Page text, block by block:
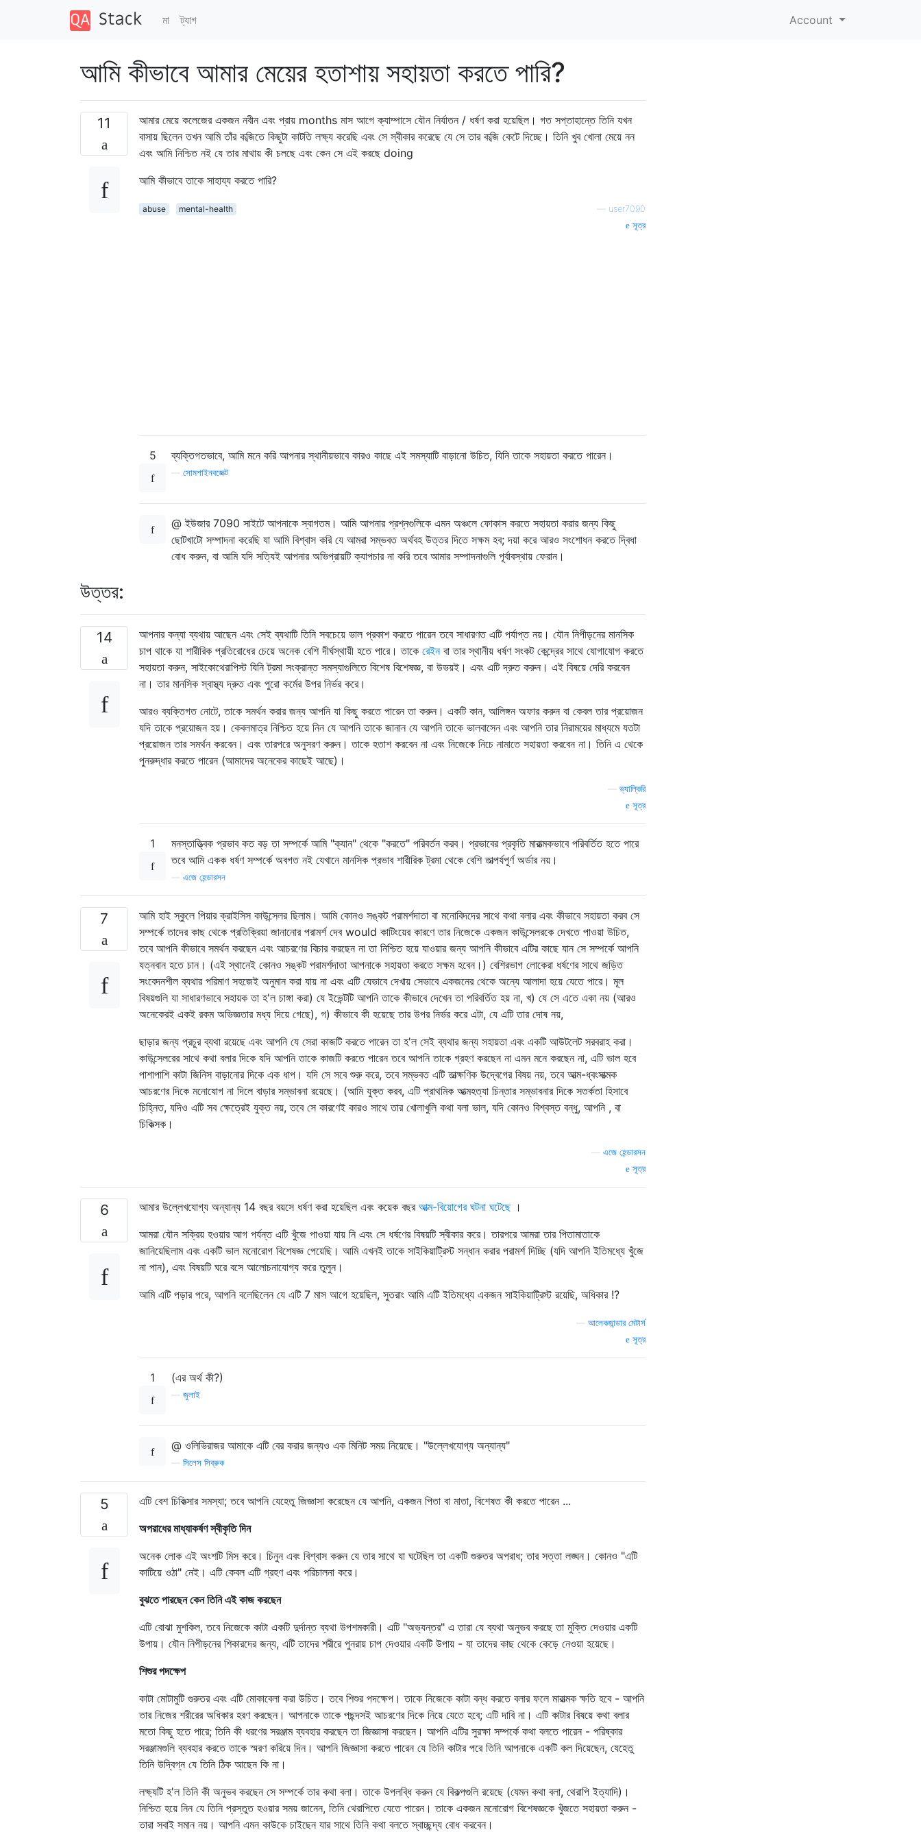
মা ট্যাগ Account
আমি কীভাবে আমার মেয়ের হতাশায় সহায়তা করতে পারি?
11
আমার মেয়ে কলেজের একজন নবীন এবং প্রায় months মাস আগে ক্যাম্পাসে যৌন নির্যাতন / ধর্ষণ করা হয়েছিল। গত সপ্তাহান্তে তিনি যখন
বাসায় ছিলেন তখন আমি তাঁর কব্জিতে কিছুটা কাটতি লক্ষ্য করেছি এবং সে স্বীকার করেছে যে সে তার কব্জি কেটে দিচ্ছে। তিনি খুব খোলা মেয়ে নন
এবং আমি নিশ্চিত নই যে তার মাথায় কী চলছে এবং কেন সে এই করছে doing
আমি কীভাবে তাকে সাহায্য করতে পারি?
abuse mental-health
user7090
সূত্র
5 ব্যক্তিগতভাবে, আমি মনে করি আপনার স্থানীয়ভাবে কারও কাছে এই সমস্যাটি বাড়ানো উচিত, যিনি তাকে সহায়তা করতে পারেন।
সোমশাইনবজেক্ট
@ ইউজার 7090 সাইটে আপনাকে স্বাগতম। আমি আপনার প্রশ্নগুলিকে এমন অঞ্চলে ফোকাস করতে সহায়তা করার জন্য কিছু
ছোটখাটো সম্পাদনা করেছি যা আমি বিশ্বাস করি যে আমরা সম্ভবত অর্থবহ উত্তর দিতে সক্ষম হব; দয়া করে আরও সংশোধন করতে দ্বিধা
বোধ করুন, বা আমি যদি সত্যিই আপনার অভিপ্রায়টি ক্যাপচার না করি তবে আমার সম্পাদনাগুলি পূর্বাবস্থায় ফেরান।
উত্তর:
14
আপনার কন্যা ব্যথায় আছেন এবং সেই ব্যথাটি তিনি সবচেয়ে ভাল প্রকাশ করতে পারেন তবে সাধারণত এটি পর্যাপ্ত নয়। যৌন নিপীড়নের মানসিক
চাপ থাকে যা শারীরিক প্রতিরোধের চেয়ে অনেক বেশি দীর্ঘস্থায়ী হতে পারে। তাকে রেইনবা তার স্থানীয় ধর্ষণ সংকট কেন্দ্রের সাথে যোগাযোগ করতে
সহায়তা করুন, সাইকোথেরাপিস্ট যিনি ট্রমা সংক্রান্ত সমস্যাগুলিতে বিশেষ বিশেষজ্ঞ, বা উভয়ই। এবং এটি দ্রুত করুন। এই বিষয়ে দেরি করবেন
না। তার মানসিক স্বাস্থ্য দ্রুত এবং পুরো কর্মের উপর নির্ভর করে।
আরও ব্যক্তিগত নোটে, তাকে সমর্থন করার জন্য আপনি যা কিছু করতে পারেন তা করুন। একটি কান, আলিঙ্গন অফার করুন বা কেবল তার প্রয়োজন
যদি তাকে প্রয়োজন হয়। কেবলমাত্র নিশ্চিত হয়ে নিন যে আপনি তাকে জানান যে আপনি তাকে ভালবাসেন এবং আপনি তার নিরাময়ের মাধ্যমে যতটা
প্রয়োজন তার সমর্থন করবেন। এবং তারপরে অনুসরণ করুন। তাকে হতাশ করবেন না এবং নিজেকে নিচে নামাতে সহায়তা করবেন না। তিনি এ থেকে
পুনরুদ্ধার করতে পারেন (আমাদের অনেকের কাছেই আছে)।
—ভ্যাল্কিরি
সূত্র
1
মনস্তাত্ত্বিক প্রভাব কত বড় তা সম্পর্কে আমি "ক্যান" থেকে "করতে" পরিবর্তন করব। প্রভাবের প্রকৃতি মারাত্মকভাবে পরিবর্তিত হতে পারে
তবে আমি একক ধর্ষণ সম্পর্কে অবগত নই যেখানে মানসিক প্রভাব শারীরিক ট্রমা থেকে বেশি তাত্পর্যপূর্ণ অর্ডার নয়।
এজে হেন্ডারসন
7
আমি হাই স্কুলে পিয়ার ক্রাইসিস কাউন্সেলর ছিলাম। আমি কোনও সঙ্কট পরামর্শদাতা বা মনোবিদদের সাথে কথা বলার এবং কীভাবে সহায়তা করব সে
সম্পর্কে তাদের কাছ থেকে প্রতিক্রিয়া জানানোর পরামর্শ দেব would কাটিংয়ের কারণে তার নিজেকে একজন কাউন্সেলরকে দেখতে পাওয়া উচিত,
তবে আপনি কীভাবে সমর্থন করছেন এবং আচরণের বিচার করছেন না তা নিশ্চিত হয়ে যাওয়ার জন্য আপনি কীভাবে এটির কাছে যান সে সম্পর্কে আপনি
যত্নবান হতে চান। (এই স্থানেই কোনও সঙ্কট পরামর্শদাতা আপনাকে সহায়তা করতে সক্ষম হবেন।) বেশিরভাগ লোকেরা ধর্ষণের সাথে জড়িত
সংবেদনশীল ব্যথার পরিমাণ সহজেই অনুমান করা যায় না এবং এটি যেভাবে দেখায় সেভাবে একজনের থেকে অন্যে আলাদা হয়ে যেতে পারে। মূল
বিষয়গুলি যা সাধারণভাবে সহায়ক তা হ'ল চাঙ্গা করা) যে ইভেন্টটি আপনি তাকে কীভাবে দেখেন তা পরিবর্তিত হয় না, খ) যে সে এতে একা নয় (আরও
অনেকেরই একই রকম অভিজ্ঞতার মধ্য দিয়ে গেছে), গ) কীভাবে কী হয়েছে তার উপর নির্ভর করে এটা, যে এটি তার দোষ নয়,
ছাড়ার জন্য প্রচুর ব্যথা রয়েছে এবং আপনি যে সেরা কাজটি করতে পারেন তা হ'ল সেই ব্যথার জন্য সহায়তা এবং একটি আউটলেট সরবরাহ করা।
কাউন্সেলরের সাথে কথা বলার দিকে যদি আপনি তাকে কাজটি করতে পারেন তবে আপনি তাকে গ্রহণ করছেন না এমন মনে করছেন না, এটি ভাল হবে
পাশাপাশি কাটা জিনিস বাড়ানোর দিকে এক ধাপ। যদি সে সবে শুরু করে, তবে সম্ভবত এটি তাত্ক্ষণিক উদ্বেগের বিষয় নয়, তবে আত্ম-ধ্বংসাত্মক
আচরণের দিকে মনোযোগ না দিলে বাড়ার সম্ভাবনা রয়েছে। (আমি যুক্ত করব, এটি প্রাথমিক আত্মহত্যা চিন্তার সম্ভাবনার দিকে সতর্কতা হিসাবে
চিহ্নিত, যদিও এটি সব ক্ষেত্রেই যুক্ত নয়, তবে সে কারণেই কারও সাথে তার খোলাখুলি কথা বলা ভাল, যদি কোনও বিশ্বস্ত বন্ধু, আপনি , বা
চিকিত্সক।
এজে হেন্ডারসন
সূত্র
6 আমার উল্লেখযোগ্য অন্যান্য 14 বছর বয়সে ধর্ষণ করা হয়েছিল এবং কয়েক বছর আত্ম-বিয়োগের ঘটনা ঘটেছে।
আমরা যৌন সক্রিয় হওয়ার আগ পর্যন্ত এটি খুঁজে পাওয়া যায় নি এবং সে ধর্ষণের বিষয়টি স্বীকার করে। তারপরে আমরা তার পিতামাতাকে
জানিয়েছিলাম এবং একটি ভাল মনোরোগ বিশেষজ্ঞ পেয়েছি। আমি এখনই তাকে সাইকিয়াট্রিস্ট সন্ধান করার পরামর্শ দিচ্ছি (যদি আপনি ইতিমধ্যে খুঁজে
না পান), এবং বিষয়টি ঘরে বসে আলোচনাযোগ্য করে তুলুন।
আমি এটি পড়ার পরে, আপনি বলেছিলেন যে এটি 7 মাস আগে হয়েছিল, সুতরাং আমি এটি ইতিমধ্যে একজন সাইকিয়াট্রিস্ট রয়েছি, অধিকার !?
আলেকজান্ডার মেটার্স
সূত্র
1 (এর অর্থ কী?)
জুলাই
@ ওলিভিরাজর আমাকে এটি বের করার জন্যও এক মিনিট সময় নিয়েছে। "উল্লেখযোগ্য অন্যান্য"
সিলেস সিব্রুক
5
এটি বেশ চিকিত্সার সমস্যা; তবে আপনি যেহেতু জিজ্ঞাসা করেছেন যে আপনি, একজন পিতা বা মাতা, বিশেষত কী করতে পারেন ...
অপরাধের মাধ্যাকর্ষণ স্বীকৃতি দিন
অনেক লোক এই অংশটি মিস করে। চিনুন এবং বিশ্বাস করুন যে তার সাথে যা ঘটেছিল তা একটি গুরুতর অপরাধ; তার সত্তা লঙ্ঘন। কোনও "এটি
কাটিয়ে ওঠা" নেই। এটি কেবল এটি গ্রহণ এবং পরিচালনা করে।
বুঝতে পারছেন কেন তিনি এই কাজ করছেন
এটি বোঝা মুশকিল, তবে নিজেকে কাটা একটি দুর্দান্ত ব্যথা উপশমকারী। এটি "অভ্যন্তর" এ তারা যে ব্যথা অনুভব করছে তা মুক্তি দেওয়ার একটি
উপায়। যৌন নিপীড়নের শিকারদের জন্য, এটি তাদের শরীরে পুনরায় চাপ দেওয়ার একটি উপায় - যা তাদের কাছ থেকে কেড়ে নেওয়া হয়েছে।
শিশুর পদক্ষেপ
কাটা মোটামুটি গুরুতর এবং এটি মোকাবেলা করা উচিত। তবে শিশুর পদক্ষেপ। তাকে নিজেকে কাটা বন্ধ করতে বলার ফলে মারাত্মক ক্ষতি হবে - আপনি
তার নিজের শরীরের অধিকার হরণ করছেন। আপনাকে তাকে পছন্দসই আচরণের দিকে নিয়ে যেতে হবে; এটি দাবি না। এটি কাটার বিষয়ে কথা বলার
মতো কিছু হতে পারে; তিনি কী ধরণের সরঞ্জাম ব্যবহার করছেন তা জিজ্ঞাসা করছেন। আপনি এটির সুরক্ষা সম্পর্কে কথা বলতে পারেন - পরিষ্কার
সরঞ্জামগুলি ব্যবহার করতে তাকে স্মরণ করিয়ে দিন। আপনি জিজ্ঞাসা করতে পারেন যে তিনি কাটার পরে তিনি আপনাকে একটি কল দিয়েছেন, যেহেতু
তিনি উদ্বিগ্ন যে তিনি ঠিক আছেন কি না।
লক্ষ্যটি হ'ল তিনি কী অনুভব করছেন সে সম্পর্কে তার কথা বলা। তাকে উপলব্ধি করুন যে বিকল্পগুলি রয়েছে (যেমন কথা বলা, থেরাপি ইত্যাদি)।
নিশ্চিত হয়ে নিন যে তিনি প্রস্তুত হওয়ার সময় জানেন, তিনি থেরাপিতে যেতে পারেন। তাকে একজন মনোরোগ বিশেষজ্ঞকে খুঁজতে সহায়তা করুন -
তারা সবাই সমান নয়। আপনি এমন কাউকে চাইছেন যার সাথে তিনি কথা বলতে স্বাচ্ছন্দ্য বোধ করবেন।